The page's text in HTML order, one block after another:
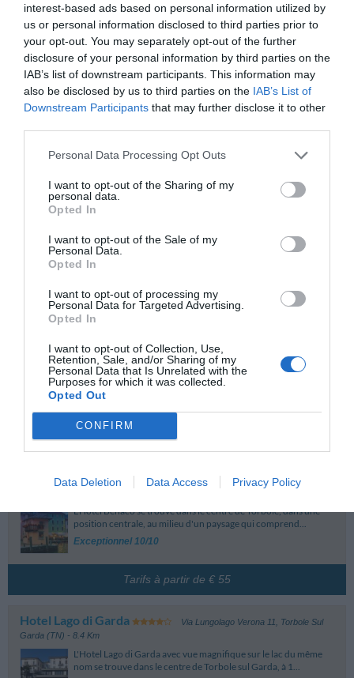
interest-based ads based on personal information utilized by
us or personal information disclosed to third parties prior to
your opt-out. You may separately opt-out of the further
disclosure of your personal information by third parties on the
IAB’s list of downstream participants. This information may
also be disclosed by us to third parties on the IAB’s List of
Downstream Participants that may further disclose it to other
Personal Data Processing Opt Outs
I want to opt-out of the Sharing of my
personal data.
Opted In
I want to opt-out of the Sale of my
Personal Data.
Opted In
I want to opt-out of processing my
Personal Data for Targeted Advertising.
Opted In
I want to opt-out of Collection, Use,
Retention, Sale, and/or Sharing of my
Personal Data that Is Unrelated with the
Purposes for which it was collected.
Opted Out
CONFIRM
Data Deletion Data Access Privacy Policy
Elisabetta
Italie
Mai 2011
Séjour en couple d'âge moyen inférieur à
35 ans
BIEN
7.6/10
Souhaiteriez-vous revenir dans cet hôtel?
OUI
Juillet 2010
9.8/10
L'hotel a une vue splendide, les chambres sont magnifiques et spacieuses
avec un balcon et une superbe vue, le personnel est charmant et
petite ville magnifique construite dans un rocher au bord du lac d'un bleu
détails
Commentaires
Autres hôtels à proximité:
Hotel Benaco
L'Hotel Benaco se trouve dans le centre de Torbole, dans une
position centrale, au milieu d'un paysage qui comprend...
Exceptionnel 10/10
Tarifs à partir de € 55
Hotel Lago di Garda Via Lungolago Verona 11, Torbole Sul
Garda (TN) - 8.4 Km
L'Hotel Lago di Garda avec vue magnifique sur le lac du même
nom se trouve dans le centre de Torbole sul Garda, à 1...